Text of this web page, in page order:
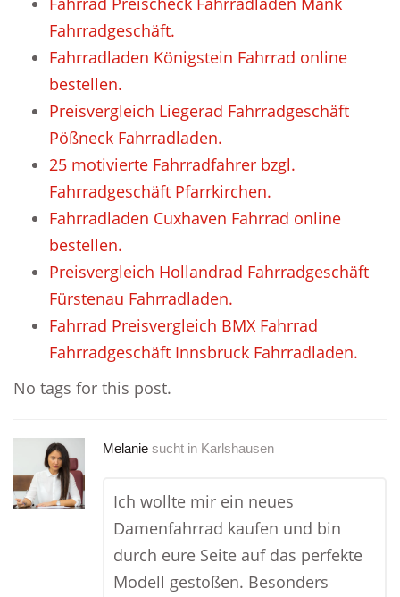
Fahrradgeschäft.
Fahrradladen Königstein Fahrrad online
bestellen.
Preisvergleich Liegerad Fahrradgeschäft
Pößneck Fahrradladen.
25 motivierte Fahrradfahrer bzgl.
Fahrradgeschäft Pfarrkirchen.
Fahrradladen Cuxhaven Fahrrad online
bestellen.
Preisvergleich Hollandrad Fahrradgeschäft
Fürstenau Fahrradladen.
Fahrrad Preisvergleich BMX Fahrrad
Fahrradgeschäft Innsbruck Fahrradladen.
No tags for this post.
Melanie sucht in Karlshausen
Ich wollte mir ein neues
Damenfahrrad kaufen und bin
durch eure Seite auf das perfekte
Modell gestoßen. Besonders